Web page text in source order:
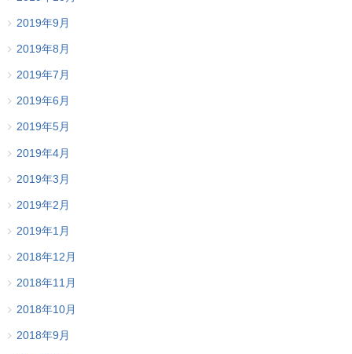
2019年9月
2019年8月
2019年7月
2019年6月
2019年5月
2019年4月
2019年3月
2019年2月
2019年1月
2018年12月
2018年11月
2018年10月
2018年9月